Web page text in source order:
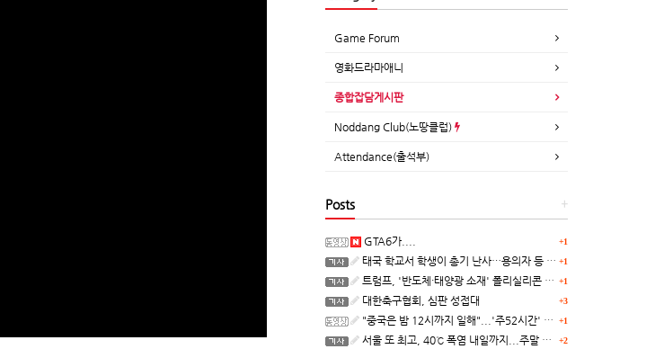
Game Forum
영화드라마애니
종합잡담게시판
Noddang Club(노땅클럽)
Attendance(출석부)
+
Posts
+1
GTA6가....
+1
태국 학교서 학생이 총기 난사…용의자 등 8명 숨져
+1
트럼프, '반도체·태양광 소재' 폴리실리콘 파생 제품에 15% 관세...한국 기업도 영향
+3
대한축구협회, 심판 성접대
+1
"중국은 밤 12시까지 일해"...'주52시간' 손볼까
+2
서울 또 최고, 40℃ 폭염 내일까지...주말 동쪽 비바람